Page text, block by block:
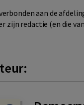
aan de
zijn redactie (en die